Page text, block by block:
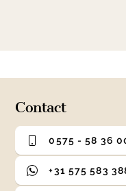
Contact
0575 - 58 36
+31 575 583